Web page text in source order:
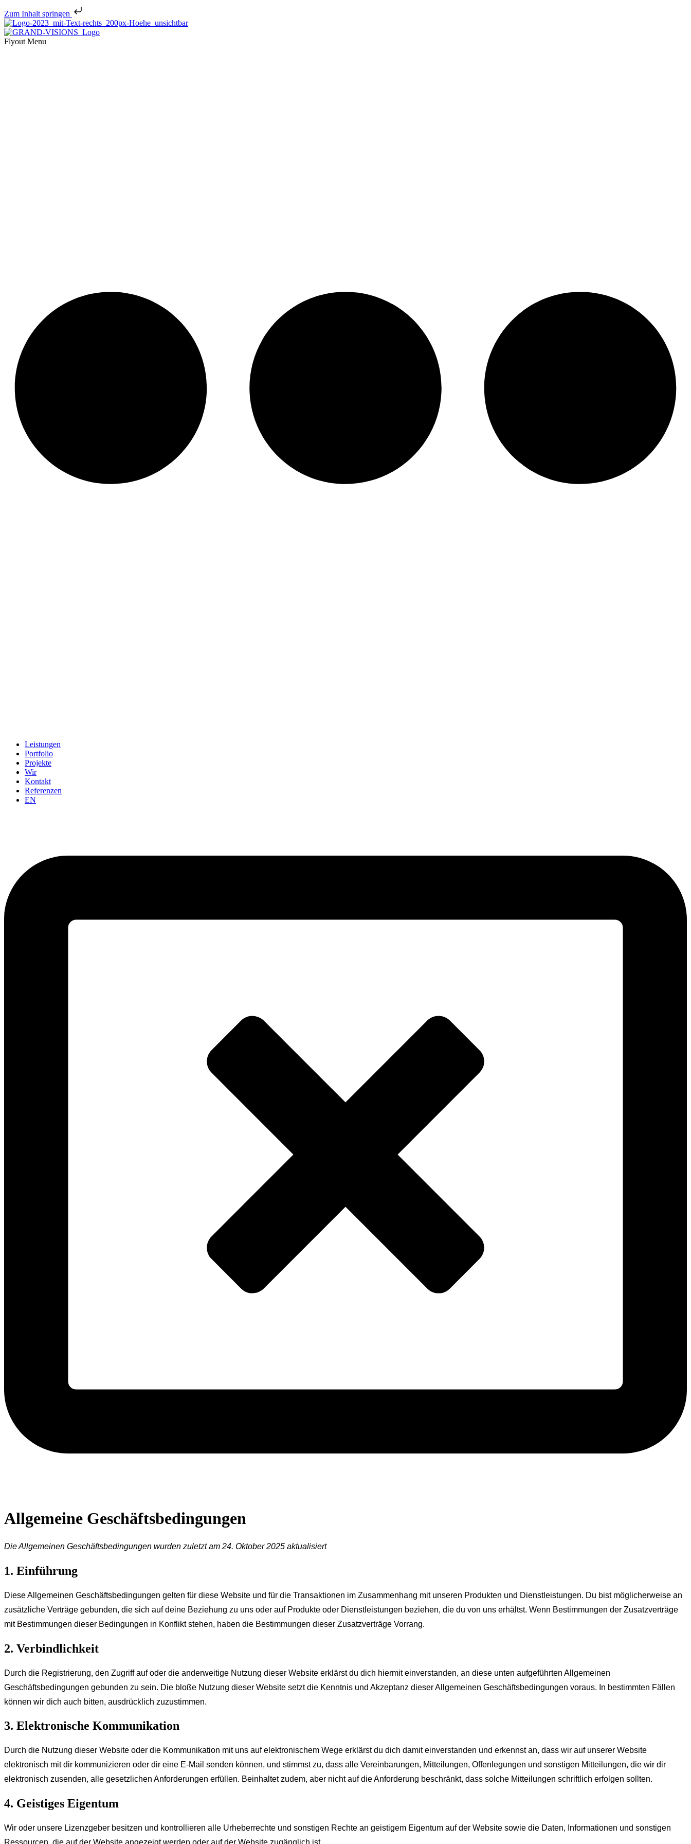
Zum Inhalt springen
Flyout Menu
Leistungen
Portfolio
Projekte
Wir
Kontakt
Referenzen
EN
Allgemeine Geschäftsbedingungen
Die Allgemeinen Geschäftsbedingungen wurden zuletzt am 24. Oktober 2025 aktualisiert
1. Einführung
Diese Allgemeinen Geschäftsbedingungen gelten für diese Website und für die Transaktionen im Zusammenhang mit unseren Produkten und Dienstleistungen. Du bist möglicherweise an
zusätzliche Verträge gebunden, die sich auf deine Beziehung zu uns oder auf Produkte oder Dienstleistungen beziehen, die du von uns erhältst. Wenn Bestimmungen der Zusatzverträge
mit Bestimmungen dieser Bedingungen in Konflikt stehen, haben die Bestimmungen dieser Zusatzverträge Vorrang.
2. Verbindlichkeit
Durch die Registrierung, den Zugriff auf oder die anderweitige Nutzung dieser Website erklärst du dich hiermit einverstanden, an diese unten aufgeführten Allgemeinen
Geschäftsbedingungen gebunden zu sein. Die bloße Nutzung dieser Website setzt die Kenntnis und Akzeptanz dieser Allgemeinen Geschäftsbedingungen voraus. In bestimmten Fällen
können wir dich auch bitten, ausdrücklich zuzustimmen.
3. Elektronische Kommunikation
Durch die Nutzung dieser Website oder die Kommunikation mit uns auf elektronischem Wege erklärst du dich damit einverstanden und erkennst an, dass wir auf unserer Website
elektronisch mit dir kommunizieren oder dir eine E-Mail senden können, und stimmst zu, dass alle Vereinbarungen, Mitteilungen, Offenlegungen und sonstigen Mitteilungen, die wir dir
elektronisch zusenden, alle gesetzlichen Anforderungen erfüllen. Beinhaltet zudem, aber nicht auf die Anforderung beschränkt, dass solche Mitteilungen schriftlich erfolgen sollten.
4. Geistiges Eigentum
Wir oder unsere Lizenzgeber besitzen und kontrollieren alle Urheberrechte und sonstigen Rechte an geistigem Eigentum auf der Website sowie die Daten, Informationen und sonstigen